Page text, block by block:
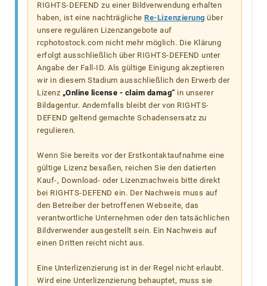
RIGHTS-DEFEND zu einer Bildverwendung erhalten
haben, ist eine nachträgliche Re-Lizenzierung über
unsere regulären Lizenzangebote auf
rcphotostock.com nicht mehr möglich. Die Klärung
erfolgt ausschließlich über RIGHTS-DEFEND unter
Angabe der Fall-ID. Als gültige Einigung akzeptieren
wir in diesem Stadium ausschließlich den Erwerb der
Lizenz „Online license - claim damag“ in unserer
Bildagentur. Andernfalls bleibt der von RIGHTS-
DEFEND geltend gemachte Schadensersatz zu
regulieren.
Wenn Sie bereits vor der Erstkontaktaufnahme eine
gültige Lizenz besaßen, reichen Sie den datierten
Kauf-, Download- oder Lizenznachweis bitte direkt
bei RIGHTS-DEFEND ein. Der Nachweis muss auf
den Betreiber der betroffenen Webseite, das
verantwortliche Unternehmen oder den tatsächlichen
Bildverwender ausgestellt sein. Ein Nachweis auf
einen Dritten reicht nicht aus.
Eine Unterlizenzierung ist in der Regel nicht erlaubt.
Wird eine Unterlizenzierung behauptet, muss sie